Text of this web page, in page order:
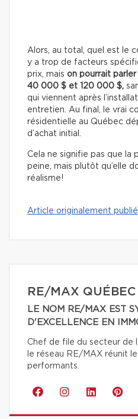
Alors, au total, quel est le
y a trop de facteurs
prix, mais on pourrait
40 000 $ et 120 000 $,
qui viennent après
entretien. Au final, le vrai
résidentielle au Québec
d’achat initial.
Cela ne signifie pas que la
peine, mais plutôt qu’elle
réalisme!
Article originalement
RE/MAX QUÉBEC
LE NOM RE/MAX EST
D'EXCELLENCE EN
Chef de file du secteur de
le réseau RE/MAX réunit
performants.